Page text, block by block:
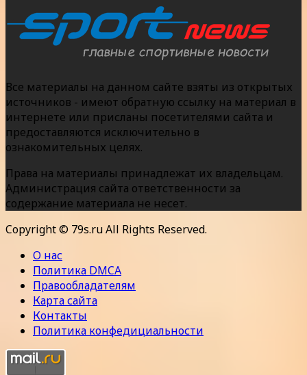
Все материалы на данном сайте взяты из открытых
источников - имеют обратную ссылку на материал в
интернете или присланы посетителями сайта и
предоставляются исключительно в
ознакомительных целях.
Права на материалы принадлежат их владельцам.
Администрация сайта ответственности за
содержание материала не несет.
Copyright © 79s.ru All Rights Reserved.
О нас
Политика DMCA
Правообладателям
Карта сайта
Контакты
Политика конфедициальности